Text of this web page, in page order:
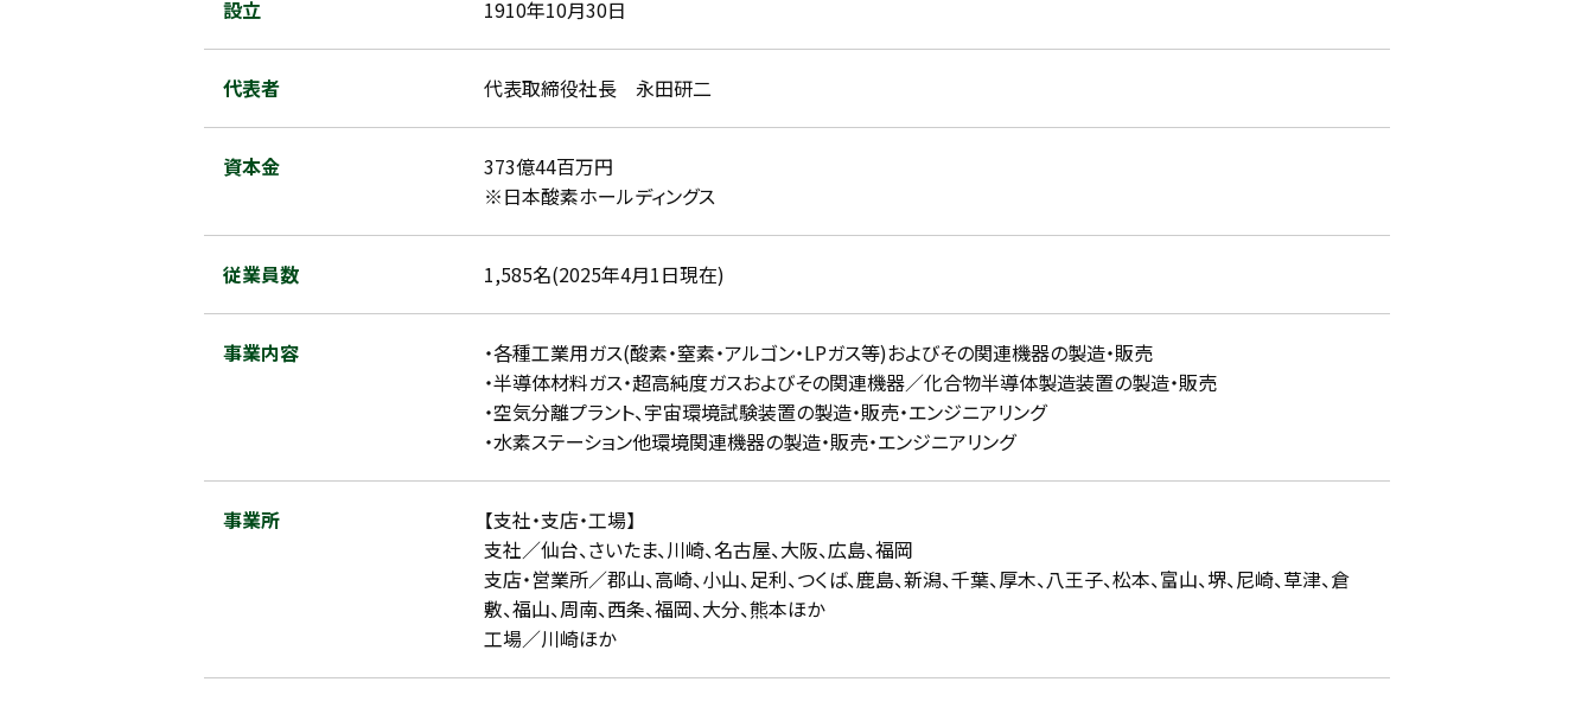
設立 1910年10月30日
代表者 代表取締役社長 永田研二
資本金
373億44百万円
※日本酸素ホールディングス
従業員数 1,585名(2025年4月1日現在)
事業内容
・各種工業用ガス(酸素・窒素・アルゴン・LPガス等)およびその関連機器の製造・販売
・半導体材料ガス・超高純度ガスおよびその関連機器／化合物半導体製造装置の製造・販売
・空気分離プラント、宇宙環境試験装置の製造・販売・エンジニアリング
・水素ステーション他環境関連機器の製造・販売・エンジニアリング
事業所
【支社・支店・工場】
支社／仙台、さいたま、川崎、名古屋、大阪、広島、福岡
支店・営業所／郡山、高崎、小山、足利、つくば、鹿島、新潟、千葉、厚木、八王子、松本、富山、堺、尼崎、草津、倉
敷、福山、周南、西条、福岡、大分、熊本ほか
工場／川崎ほか